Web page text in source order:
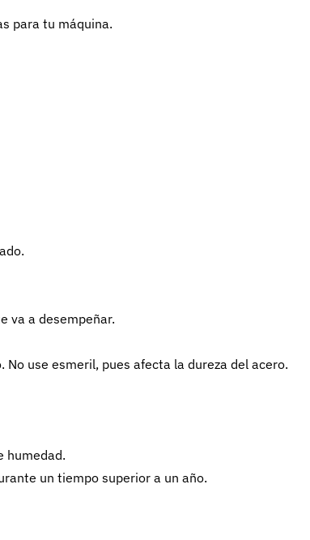
para tu máquina.
va a desempeñar.
use esmeril, pues afecta la dureza del acero.
humedad.
un tiempo superior a un año.